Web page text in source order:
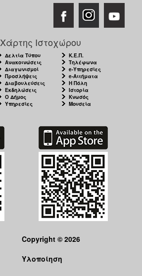
Χάρτης Ιστοχώρου
Δελτία Τύπου
Ανακοινώσεις
Διαγωνισμοί
Προσλήψεις
Διαβουλεύσεις
Εκδηλώσεις
Ο Δήμος
Υπηρεσίες
Κ.Ε.Π.
Τηλέφωνα
e-Υπηρεσίες
e-Αιτήματα
Η Πόλη
Ιστορία
Κνωσός
Μουσεία
Copyright © 2026
Υλοποίηση